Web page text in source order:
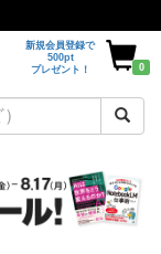
新規会員登録で
500pt
プレゼント！
0